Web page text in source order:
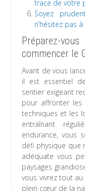
trace de votre
Soyez
n’hésitez pas
Préparez-
commencer le
Avant de vous
il est essentiel
sentier exigeant
pour affronter les
techniques et les
entraînant
endurance, vous
défi physique que
adéquate vous
paysages
vous vivrez tout
plein cœur de la